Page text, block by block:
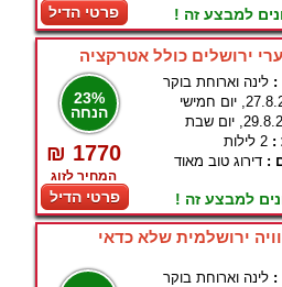
פרטי הדיל למבצע זה !
ירושלים כולל אטרקציה
23%
הנחה
₪ 1770
המחיר לזוג
פרטי הדיל
: לינה וארוחת בוקר
: 2 לילות
: דירוג טוב מאוד
למבצע זה !
ירושלמית שלא כדאי
: לינה וארוחת בוקר